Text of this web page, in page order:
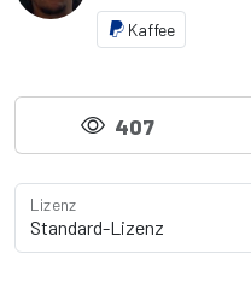
Kaffee
407
Lizenz